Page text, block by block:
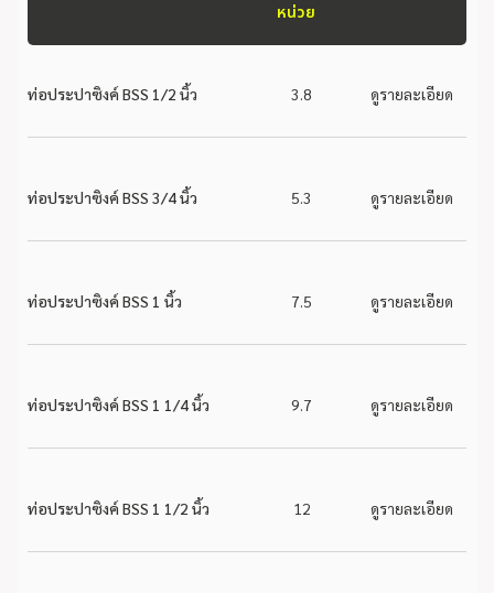
หน่วย
ท่อประปาซิงค์ BSS 1/2 นิ้ว 3.8 ดูรายละเอียด
ท่อประปาซิงค์ BSS 3/4 นิ้ว 5.3 ดูรายละเอียด
ท่อประปาซิงค์ BSS 1 นิ้ว 7.5 ดูรายละเอียด
ท่อประปาซิงค์ BSS 1 1/4 นิ้ว 9.7 ดูรายละเอียด
ท่อประปาซิงค์ BSS 1 1/2 นิ้ว 12 ดูรายละเอียด